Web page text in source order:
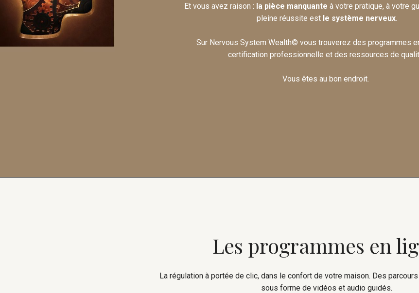
Et vous avez raison : la pièce manquante à votre pratique, à votre
pleine réussite est le système nerveux.
Sur Nervous System Wealth© vous trouverez des programmes
certification professionnelle et des ressources de
Vous êtes au bon endroit.
Les programmes en
La régulation à portée de clic, dans le confort de votre maison. Des
sous forme de vidéos et audio guidés.